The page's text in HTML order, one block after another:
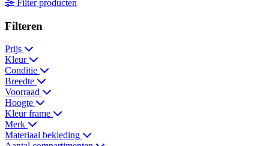
Filter producten
Filteren
Prijs
Kleur
Conditie
Breedte
Voorraad
Hoogte
Kleur frame
Merk
Materiaal bekleding